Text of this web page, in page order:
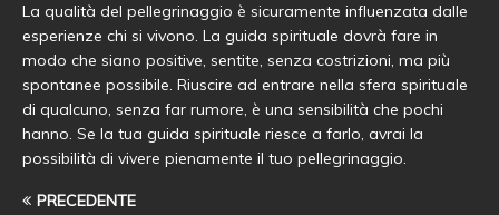
La qualità del pellegrinaggio è sicuramente influenzata dalle
esperienze chi si vivono. La guida spirituale dovrà fare in
modo che siano positive, sentite, senza costrizioni, ma più
spontanee possibile. Riuscire ad entrare nella sfera spirituale
di qualcuno, senza far rumore, è una sensibilità che pochi
hanno. Se la tua guida spirituale riesce a farlo, avrai la
possibilità di vivere pienamente il tuo pellegrinaggio.
PRECEDENTE